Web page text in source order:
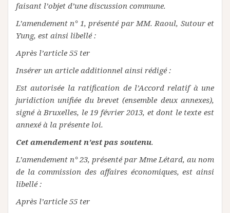
faisant l’objet d’une discussion commune.
L’amendement n° 1, présenté par MM. Raoul, Sutour et
Yung, est ainsi libellé :
Après l’article 55 ter
Insérer un article additionnel ainsi rédigé :
Est autorisée la ratification de l’Accord relatif à une
juridiction unifiée du brevet (ensemble deux annexes),
signé à Bruxelles, le 19 février 2013, et dont le texte est
annexé à la présente loi.
Cet amendement n’est pas soutenu.
L’amendement n° 23, présenté par Mme Létard, au nom
de la commission des affaires économiques, est ainsi
libellé :
Après l’article 55 ter